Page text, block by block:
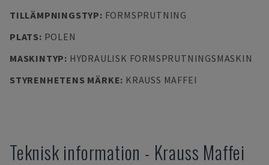
TILLÄMPNINGSTYP: FORMSPRUTNING
PLATS: POLEN
MASKINTYP: HYDRAULISK FORMSPRUTNINGSMASKIN
STYRENHETENS MÄRKE: KRAUSS MAFFEI
Teknisk information - Krauss Maffei